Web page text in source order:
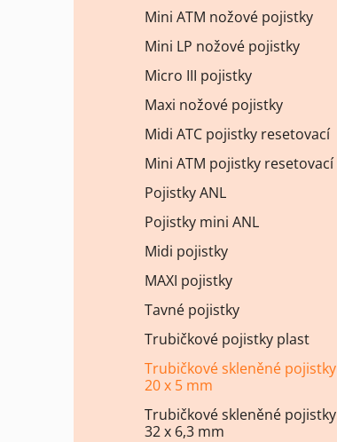
Mini ATM nožové pojistky
Mini LP nožové pojistky
Micro III pojistky
Maxi nožové pojistky
Midi ATC pojistky resetovací
Mini ATM pojistky resetovací
Pojistky ANL
Pojistky mini ANL
Midi pojistky
MAXI pojistky
Tavné pojistky
Trubičkové pojistky plast
Trubičkové skleněné pojistky
20 x 5 mm
Trubičkové skleněné pojistky
32 x 6,3 mm